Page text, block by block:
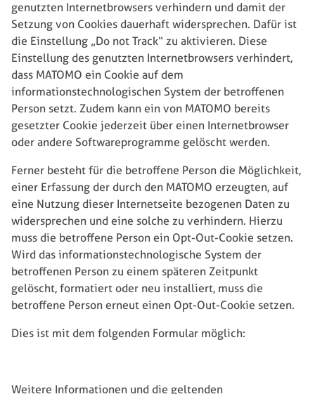
genutzten Internetbrowsers verhindern und damit der
Setzung von Cookies dauerhaft widersprechen. Dafür ist
die Einstellung „Do not Track“ zu aktivieren. Diese
Einstellung des genutzten Internetbrowsers verhindert,
dass MATOMO ein Cookie auf dem
informationstechnologischen System der betroffenen
Person setzt. Zudem kann ein von MATOMO bereits
gesetzter Cookie jederzeit über einen Internetbrowser
oder andere Softwareprogramme gelöscht werden.
Ferner besteht für die betroffene Person die Möglichkeit,
einer Erfassung der durch den MATOMO erzeugten, auf
eine Nutzung dieser Internetseite bezogenen Daten zu
widersprechen und eine solche zu verhindern. Hierzu
muss die betroffene Person ein Opt-Out-Cookie setzen.
Wird das informationstechnologische System der
betroffenen Person zu einem späteren Zeitpunkt
gelöscht, formatiert oder neu installiert, muss die
betroffene Person erneut einen Opt-Out-Cookie setzen.
Dies ist mit dem folgenden Formular möglich:
Weitere Informationen und die geltenden